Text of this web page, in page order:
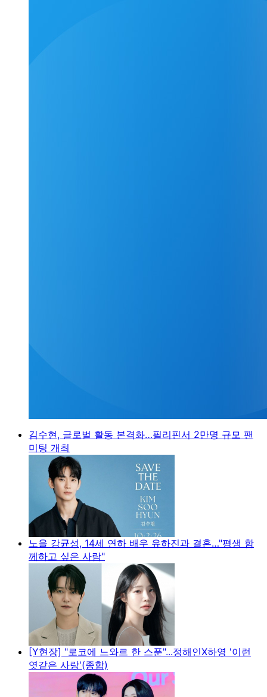
김수현, 글로벌 활동 본격화…필리핀서 2만명 규모 팬
미팅 개최
노을 강균성, 14세 연하 배우 유하진과 결혼…"평생 함
께하고 싶은 사람"
[Y현장] "로코에 느와르 한 스푼"...정해인X하영 '이런
엿같은 사랑'(종합)